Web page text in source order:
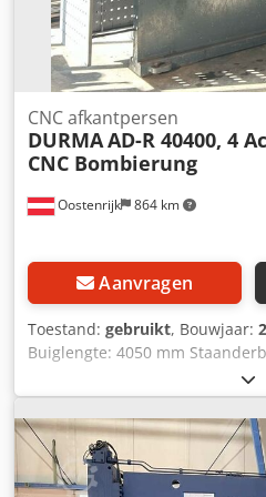
Oostenrijk 864 km
CNC afkantpersen
DURMAAD-R 40400, 4
CNC Bombierung
Aanvragen
Toestand: gebruikt, Bouwjaar:
Buiglengte: 4050 mm
Stroomsterkte: 37,5 kW
(LxBxH): 5750 x 2110 x 3440
ONGELOOFLIJKE PRIJS! CNC
m x 400 ton) (Nieuwprijs ca.
gegevens: Fabrikant: DURMA
2011 Buiglengte: 4.050 mm